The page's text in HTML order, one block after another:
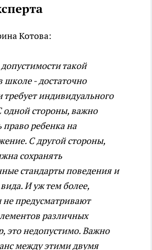
Котова:
такой
- достаточно
индивидуального
одной стороны, важно
право ребенка на
С другой стороны,
сохранять
стандарты поведения и
И уж тем более,
не предусматривают
различных
это недопустимо. Важно
между этими двумя